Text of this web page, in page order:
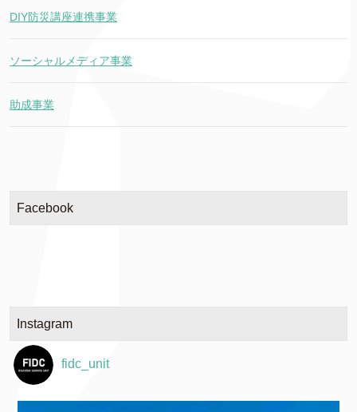
DIY防災講座連携事業
ソーシャルメディア事業
助成事業
Facebook
Instagram
fidc_unit